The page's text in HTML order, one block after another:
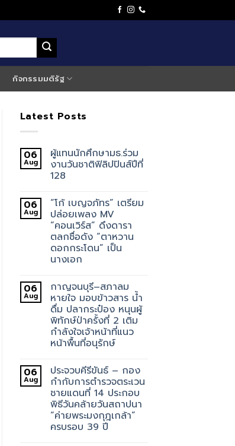
กิจกรรมมติรัฐ
Latest Posts
06
Aug
ผู้แทนนักศึกษามธ.ร่วม
งานวันชาติฟิลิปปินส์ปีที่
128
06
Aug
“โก้ เบญจภัทร” เตรียม
ปล่อยเพลง MV
“คอนเวิร์ส” ดึงดารา
ตลกชื่อดัง “ตาหวาน
ดอกกระโดน” เป็น
นางเอก
06
Aug
กาญจนบุรี–สภาลม
หายใจ มอบข้าวสาร น้ำ
ดื่ม ปลากระป๋อง หนุนผู้
พิทักษ์ป่าครั้งที่ 2 เติม
กำลังใจเจ้าหน้าที่แนว
หน้าพื้นที่อนุรักษ์
06
Aug
ประจวบคีรีขันธ์ – กอง
กำกับการตำรวจตระเวน
ชายแดนที่ 14 ประกอบ
พิธีวันคล้ายวันสถาปนา
“ค่ายพระมงกุฎเกล้า”
ครบรอบ 39 ปี